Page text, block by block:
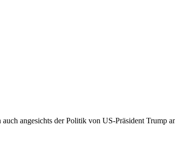
angesichts der Politik von US-Präsident Trump